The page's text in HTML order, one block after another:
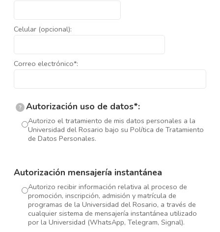
Celular (opcional):
Correo electrónico*:
? Autorización uso de datos*:
Autorizo el tratamiento de mis datos personales a la
Universidad del Rosario bajo su Política de Tratamiento
de Datos Personales.
Autorización mensajería instantánea
Autorizo recibir información relativa al proceso de
promoción, inscripción, admisión y matrícula de
programas de la Universidad del Rosario, a través de
cualquier sistema de mensajería instantánea utilizado
por la Universidad (WhatsApp, Telegram, Signal).